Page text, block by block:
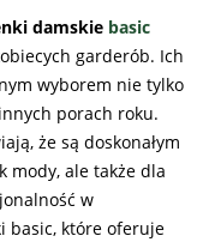
damskie basic
garderób. Ich
wyborem nie tylko
porach roku.
że są doskonałym
mody, ale także dla
w
basic, które oferuje